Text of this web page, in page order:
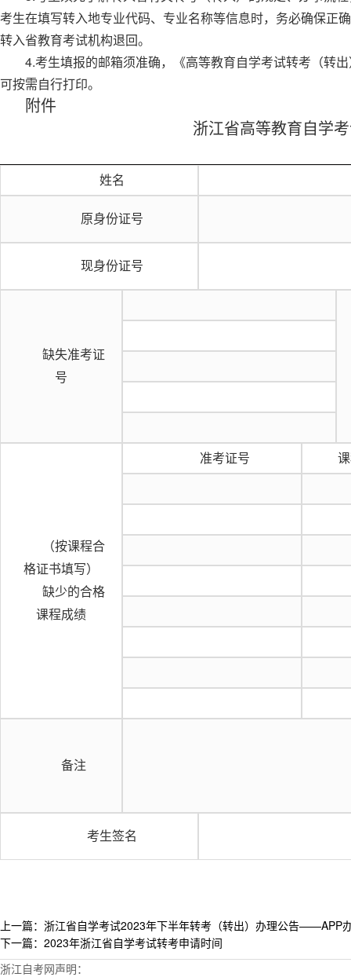
考生在填写转入地专业代码、专业名称等信息时，务必确保正
转入省教育考试机构退回。
4.考生填报的邮箱须准确，《高等教育自学考试转考（转
可按需自行打印。
附件
浙江省高等教育自学
姓名
原身份证号
现身份证号
缺失准考证
号
（按课程合
格证书填写）
缺少的合格
课程成绩
准考证号
备注
考生签名
上一篇：浙江省自学考试2023年下半年转考（转出）办理公告——APP
下一篇：2023年浙江省自学考试转考申请时间
浙江自考网声明：